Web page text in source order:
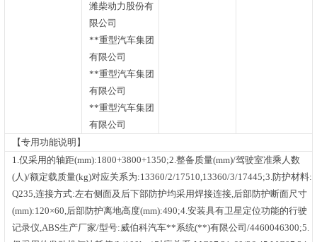
潍柴动力股份有
限公司
**重型汽车集团
有限公司
**重型汽车集团
有限公司
**重型汽车集团
有限公司
【专用功能说明】
1.仅采用的轴距(mm):1800+3800+1350;2.整备质量(mm)/驾驶室准乘人数
(人)/额定载质量(kg)对应关系为:13360/2/17510,13360/3/17445;3.防护材料:
Q235,连接方式:左右侧面及后下部防护均采用焊接连接,后部防护断面尺寸
(mm):120×60,后部防护离地高度(mm):490;4.安装具有卫星定位功能的行驶
记录仪,ABS生产厂家/型号:威伯科汽车**系统(**)有限公司/4460046300;5.